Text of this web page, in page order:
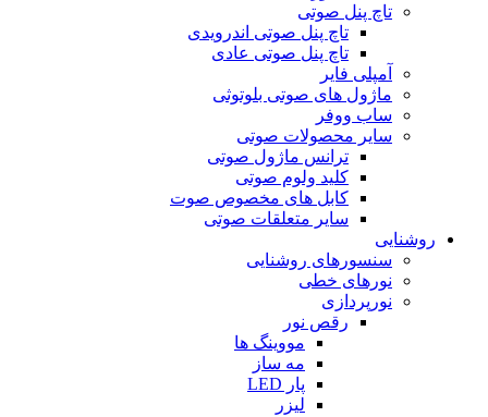
تاچ پنل صوتی
تاچ پنل صوتی اندرویدی
تاچ پنل صوتی عادی
آمپلی فایر
ماژول های صوتی بلوتوثی
ساب ووفر
سایر محصولات صوتی
ترانس ماژول صوتی
کلید ولوم صوتی
کابل های مخصوص صوت
سایر متعلقات صوتی
روشنایی
سنسورهای روشنایی
نورهای خطی
نورپردازی
رقص نور
مووینگ ها
مه ساز
پار LED
لیزر